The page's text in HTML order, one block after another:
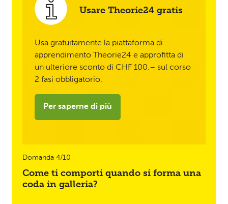
Usare Theorie24 gratis
Usa gratuitamente la piattaforma di
apprendimento Theorie24 e approfitta di
un ulteriore sconto di CHF 100.– sul corso
2 fasi obbligatorio.
Per saperne di più
Domanda 4/10
Come ti comporti quando si forma una
coda in galleria?